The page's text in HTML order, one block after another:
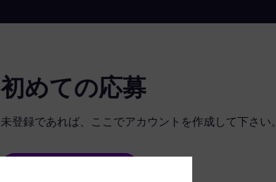
初めての応募
未登録であれば、ここでアカウントを作成して下さい。